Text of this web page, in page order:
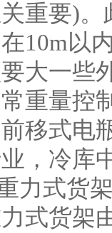
重要)。
10m以
大一些
重量控
移式电
，冷库
力式货
式货架